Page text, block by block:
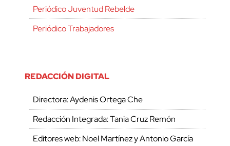
Periódico Juventud Rebelde
Periódico Trabajadores
REDACCIÓN DIGITAL
Directora: Aydenis Ortega Che
Redacción Integrada: Tania Cruz Remón
Editores web: Noel Martínez y Antonio García